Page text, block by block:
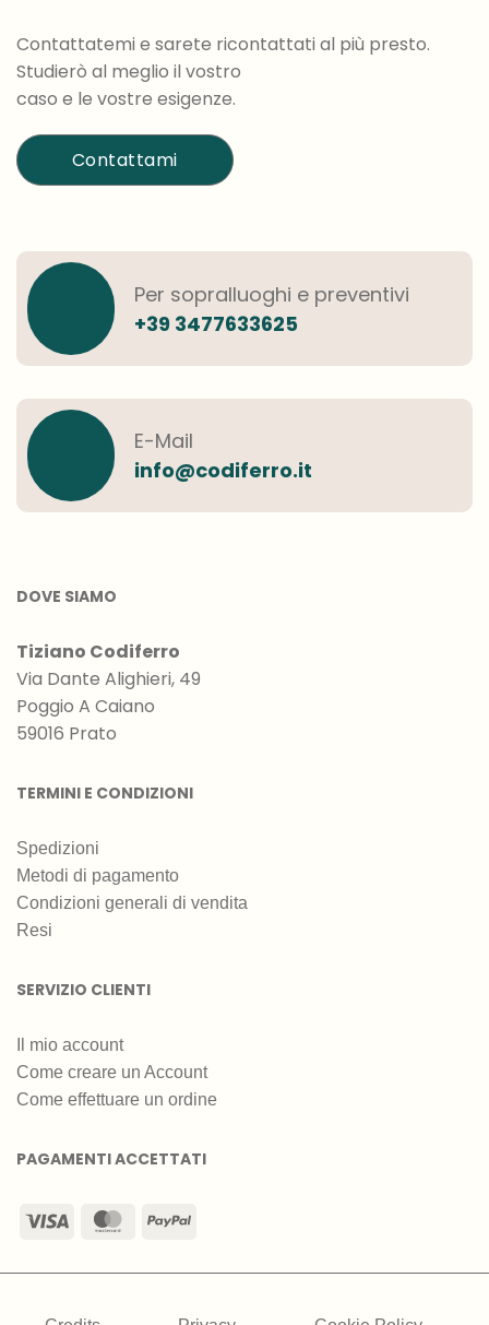
Contattatemi e sarete ricontattati al più presto.
Studierò al meglio il vostro
caso e le vostre esigenze.
Contattami
Per sopralluoghi e preventivi
+39 3477633625
E-Mail
info@codiferro.it
DOVE SIAMO
Tiziano Codiferro
Via Dante Alighieri, 49
Poggio A Caiano
59016 Prato
TERMINI E CONDIZIONI
Spedizioni
Metodi di pagamento
Condizioni generali di vendita
Resi
SERVIZIO CLIENTI
Il mio account
Come creare un Account
Come effettuare un ordine
PAGAMENTI ACCETTATI
Visa MasterCardPayPal